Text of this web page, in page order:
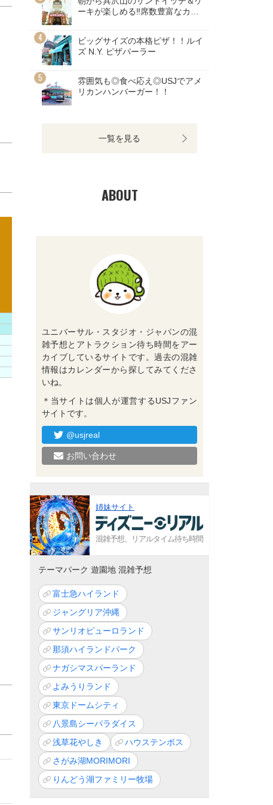
ーキが楽しめる‼席数豊富なカフ
ビッグサイズの本格ピザ！！ルイ
ズ N.Y. ピザパーラー
雰囲気も◎食べ応え◎USJでアメ
リカンハンバーガー！！
一覧を見る
ABOUT
ユニバーサル・スタジオ・ジャパンの混
雑予想とアトラクション待ち時間をアー
カイブしているサイトです。過去の混雑
情報はカレンダーから探してみてくださ
いね。
＊当サイトは個人が運営するUSJファン
サイトです。
@usjreal
お問い合わせ
姉妹サイト
混雑予想、リアルタイム待ち時間
テーマパーク 遊園地 混雑予想
富士急ハイランド
ジャングリア沖縄
サンリオピューロランド
那須ハイランドパーク
ナガシマスパーランド
よみうりランド
東京ドームシティ
八景島シーパラダイス
浅草花やしき
ハウステンボス
さがみ湖MORIMORI
りんどう湖ファミリー牧場